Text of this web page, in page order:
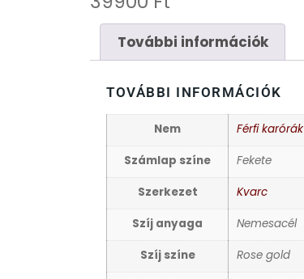
További információk
TOVÁBBI INFORMÁCIÓK
Nem Férfi karórák
Számlap színe Fekete
Szerkezet Kvarc
Szíj anyaga Nemesacél
Szíj színe Rose gold